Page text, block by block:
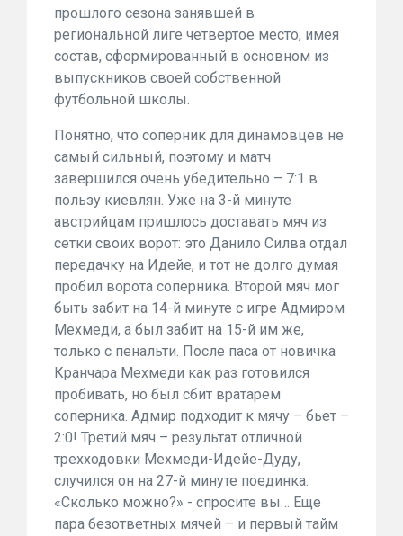
прошлого сезона занявшей в
региональной лиге четвертое место, имея
состав, сформированный в основном из
выпускников своей собственной
футбольной школы.
Понятно, что соперник для динамовцев не
самый сильный, поэтому и матч
завершился очень убедительно – 7:1 в
пользу киевлян. Уже на 3-й минуте
австрийцам пришлось доставать мяч из
сетки своих ворот: это Данило Силва отдал
передачку на Идейе, и тот не долго думая
пробил ворота соперника. Второй мяч мог
быть забит на 14-й минуте с игре Адмиром
Мехмеди, а был забит на 15-й им же,
только с пенальти. После паса от новичка
Кранчара Мехмеди как раз готовился
пробивать, но был сбит вратарем
соперника. Адмир подходит к мячу – бьет –
2:0! Третий мяч – результат отличной
трехходовки Мехмеди-Идейе-Дуду,
случился он на 27-й минуте поединка.
«Сколько можно?» - спросите вы… Еще
пара безответных мячей – и первый тайм